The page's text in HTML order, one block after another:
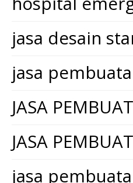
jasa desain
jasa
JASA
JASA
jasa